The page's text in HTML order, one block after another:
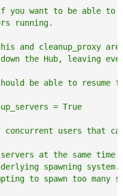
want to be able to
running.
cleanup_proxy are
the Hub, leaving
be able to resume
= True
concurrent users that
at the same time
spawning
to spawn too many